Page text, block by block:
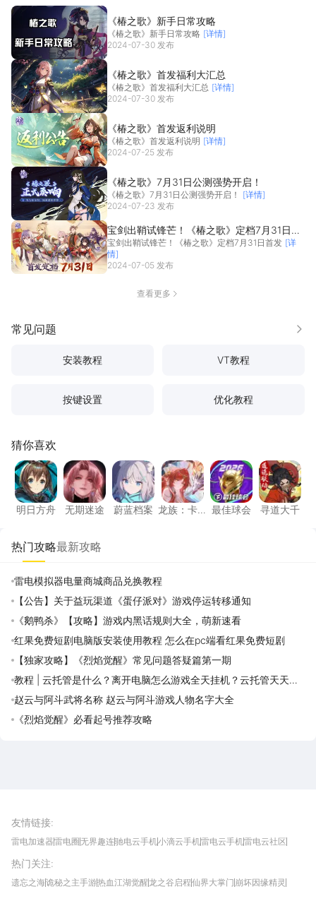
《椿之歌》新手日常攻略
《椿之歌》新手日常攻略 [详情]
2024-07-30 发布
《椿之歌》首发福利大汇总
《椿之歌》首发福利大汇总 [详情]
2024-07-30 发布
《椿之歌》首发返利说明
《椿之歌》首发返利说明 [详情]
2024-07-25 发布
《椿之歌》7月31日公测强势开启！
《椿之歌》7月31日公测强势开启！
[详情]
2024-07-23 发布
宝剑出鞘试锋芒！《椿之歌》定档7月31日首
发
宝剑出鞘试锋芒！《椿之歌》定档7月31日首发 [详
情]
2024-07-05 发布
查看更多
常见问题 更多
安装教程 VT教程
按键设置 优化教程
猜你喜欢
明日方舟
明日方舟
无期迷途
无期迷途
蔚蓝档案
蔚蓝档案
龙族：卡塞尔之门
龙族：卡
最佳球会
最佳球会
寻道大
寻道大千
热门攻略最新攻略
雷电模拟器电量商城商品兑换教程
【公告】关于益玩渠道《蛋仔派对》游戏停运转移通知
《鹅鸭杀》【攻略】游戏内黑话规则大全，萌新速看
红果免费短剧电脑版安装使用教程 怎么在pc端看红果免费短剧
【独家攻略】《烈焰觉醒》常见问题答疑篇第一期
教程 | 云托管是什么？离开电脑怎么游戏全天挂机？云托管天天免
费领取攻略
赵云与阿斗武将名称 赵云与阿斗游戏人物名字大全
《烈焰觉醒》必看起号推荐攻略
友情链接:
雷电加速器雷电圈无界趣连驰电云手机小滴云手机雷电云手机雷电云社区
我爱vr网华军软件园
热门关注:
遗忘之海诡秘之主手游热血江湖觉醒龙之谷启程仙界大掌门 崩坏因缘精灵